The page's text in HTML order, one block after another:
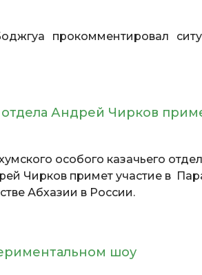
прокомментировал
отдела Андрей Чирков
особого казачьего
Чирков примет участие в
Абхазии в России.
шоу